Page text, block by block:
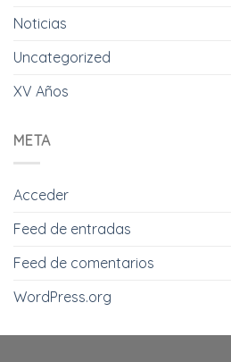
Noticias
Uncategorized
XV Años
META
Acceder
Feed de entradas
Feed de comentarios
WordPress.org